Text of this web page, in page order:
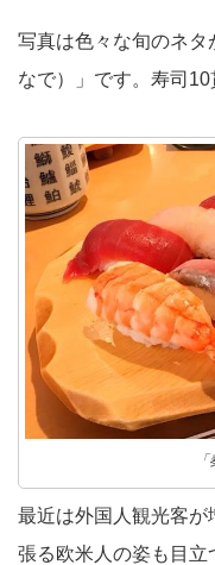
写真は色々な旬のネ
なで）」です。寿司
最近は外国人観光客
張る欧米人の姿も目立